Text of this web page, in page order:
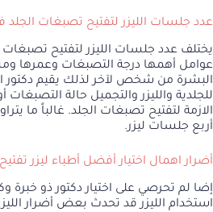
عدد جلسات الليزر لتفتيح تصبغات الجلد
يختلف عدد جلسات الليزر لتفتيح
عوامل أهمها درجة التصبغات وعمرها
البشرة من شخص لآخر لذلك يقيم دكتور
للجلدية والليزر والتجميل حالة
الازمة لتفتيح تصبغات الجلد. غالباً ما
أربع جلسات ليزر.
أضرار اهمال اختيار أفضل أطباء ليزر
إضا لم تحرصي على اختيار دكتور ذو
استخدام الليزر قد تحدث بعض أضرار